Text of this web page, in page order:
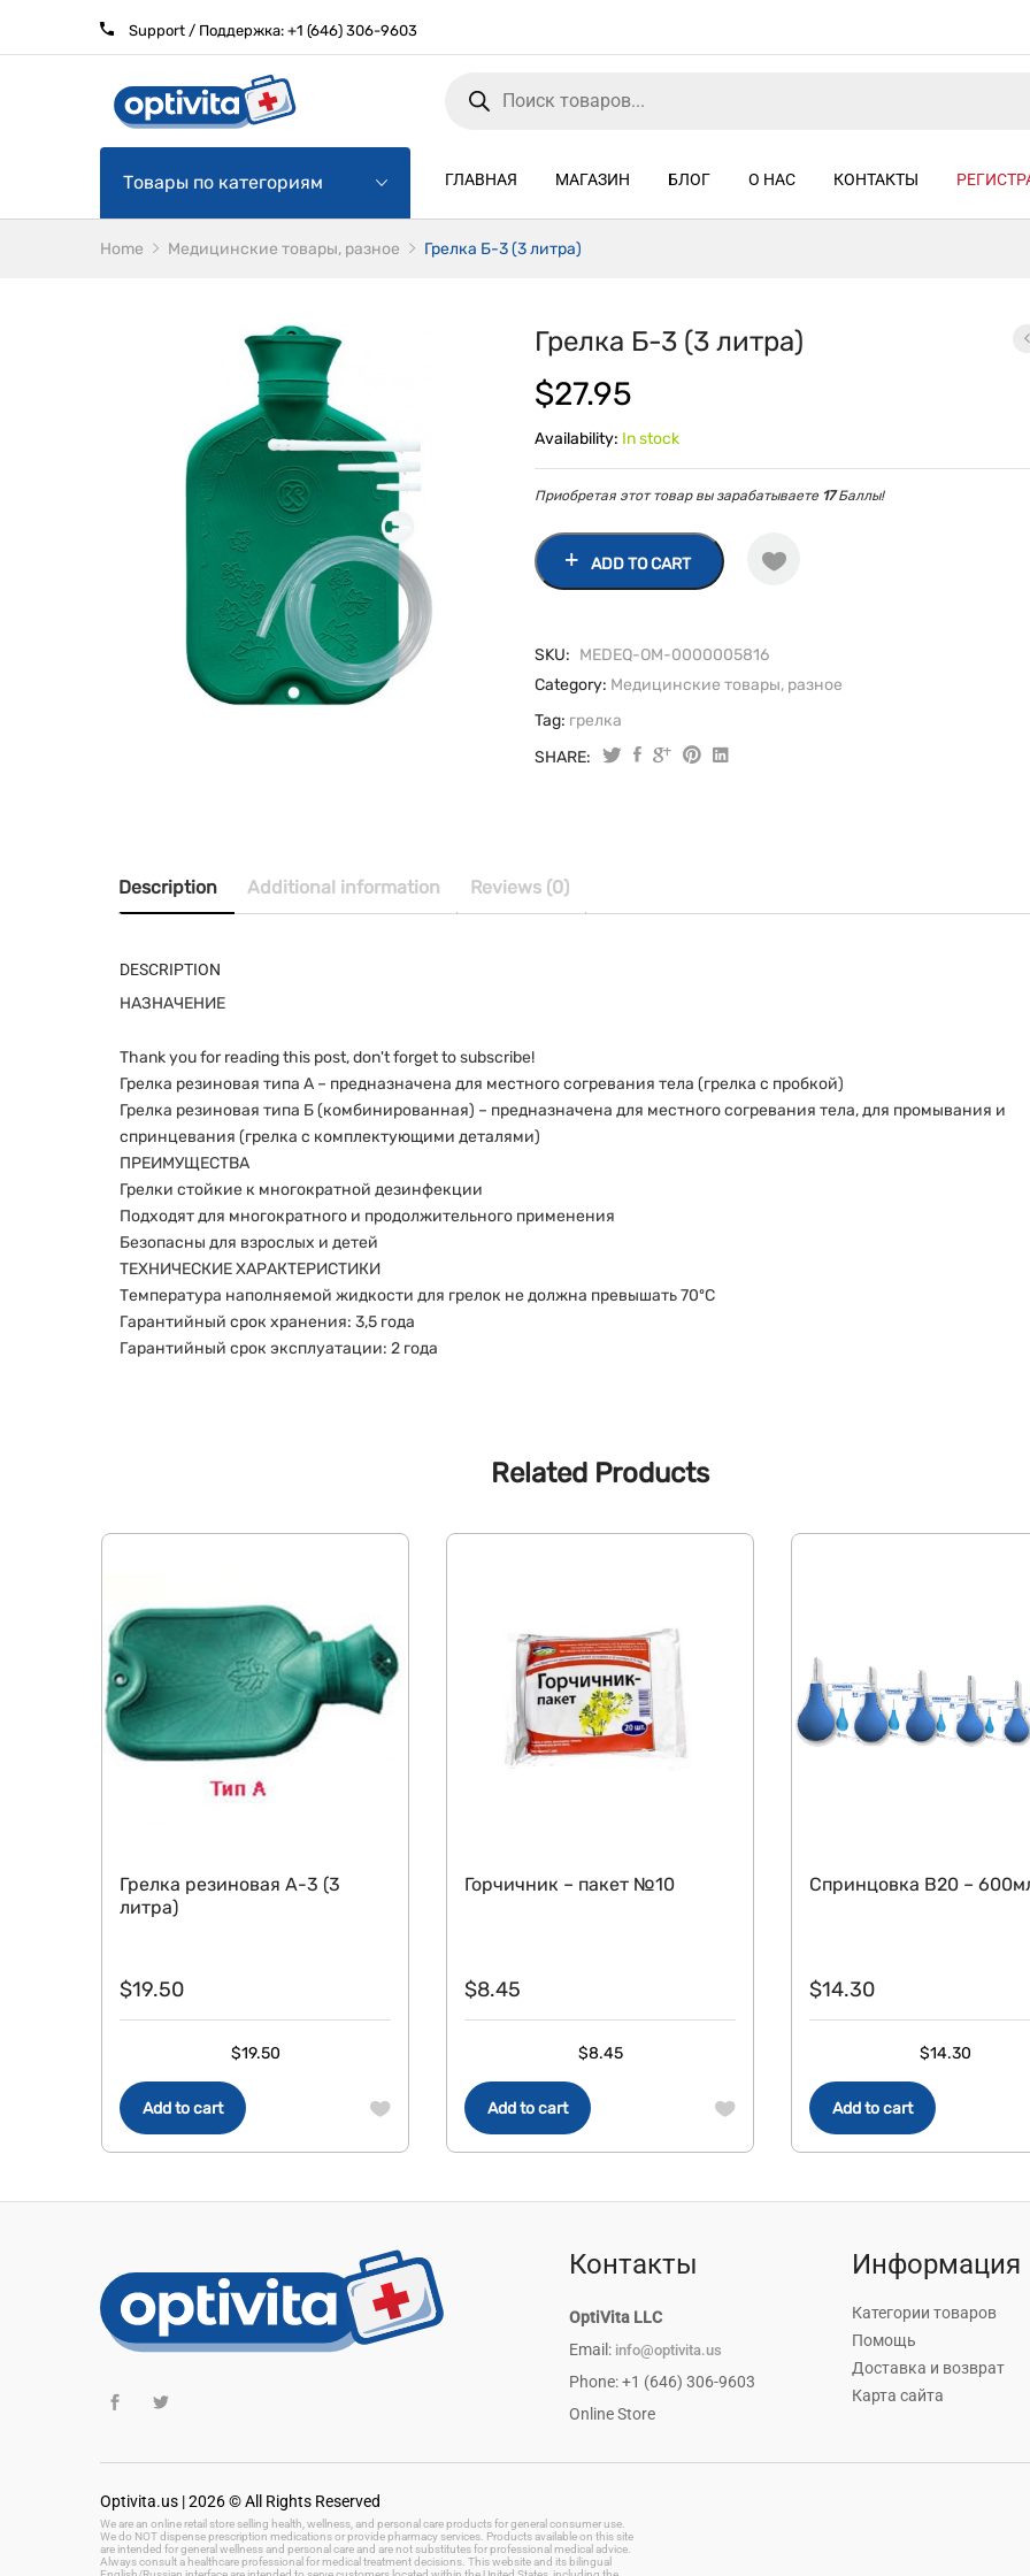
Support / Поддержка: +1 (646) 306-9603
Товары по категориям ГЛАВНАЯ МАГАЗИН БЛОГ О НАС КОНТАКТЫ
Home Медицинские товары, разное Грелка Б-3 (3 литра)
Грелка Б-3 (3 литра)
$27.95
Availability: In stock
Приобретая этот товар вы зарабатываете 17Баллы!
ADD TO CART
SKU: MEDEQ-OM-0000005816
Category: Медицинские товары, разное
Tag: грелка
SHARE:
Description Additional information Reviews (0)
DESCRIPTION
НАЗНАЧЕНИЕ
Thank you for reading this post, don't forget to subscribe!
Грелка резиновая типа А – предназначена для местного согревания тела (грелка с пробкой)
Грелка резиновая типа Б (комбинированная) – предназначена для местного согревания тела, для промывания и
спринцевания (грелка с комплектующими деталями)
ПРЕИМУЩЕСТВА
Грелки стойкие к многократной дезинфекции
Подходят для многократного и продолжительного применения
Безопасны для взрослых и детей
ТЕХНИЧЕСКИЕ ХАРАКТЕРИСТИКИ
Температура наполняемой жидкости для грелок не должна превышать 70ºС
Гарантийный срок хранения: 3,5 года
Гарантийный срок эксплуатации: 2 года
Related Products
Add to cart
Грелка резиновая А-3 (3
литра)
$19.50
$19.50
Add to cart
Горчичник – пакет №10
$8.45
$8.45
Add to cart
Спринцовка B20 –
$14.30
$14.30
Контакты
OptiVita LLC
Email: info@optivita.us
Phone: +1 (646) 306-9603
Online Store
Информация
Категории товаров
Помощь
Доставка и возврат
Карта сайта
Optivita.us | 2026 © All Rights Reserved
We are an online retail store selling health, wellness, and personal care products for general consumer use.
We do NOT dispense prescription medications or provide pharmacy services. Products available on this site
are intended for general wellness and personal care and are not substitutes for professional medical advice.
Always consult a healthcare professional for medical treatment decisions. This website and its bilingual